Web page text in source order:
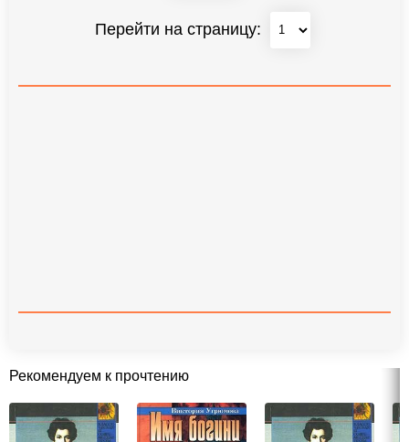
Перейти на страницу:
Рекомендуем к прочтению